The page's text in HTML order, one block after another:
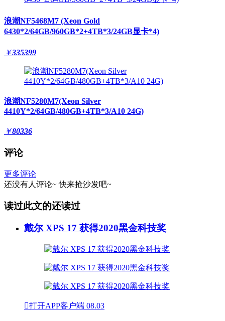
浪潮NF5468M7 (Xeon Gold
6430*2/64GB/960GB*2+4TB*3/24GB显卡*4)
￥335399
浪潮NF5280M7(Xeon Silver
4410Y*2/64GB/480GB+4TB*3/A10 24G)
￥80336
评论
更多评论
还没有人评论~ 快来抢沙发吧~
读过此文的还读过
戴尔 XPS 17 获得2020黑金科技奖
打开APP客户端 08.03